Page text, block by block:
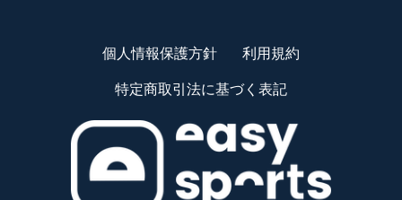
個人情報保護方針
利用規約
特定商取引法に基づく表記